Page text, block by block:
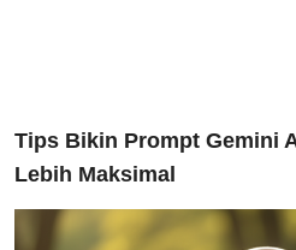
Tips Bikin Prompt Gemini
Lebih Maksimal